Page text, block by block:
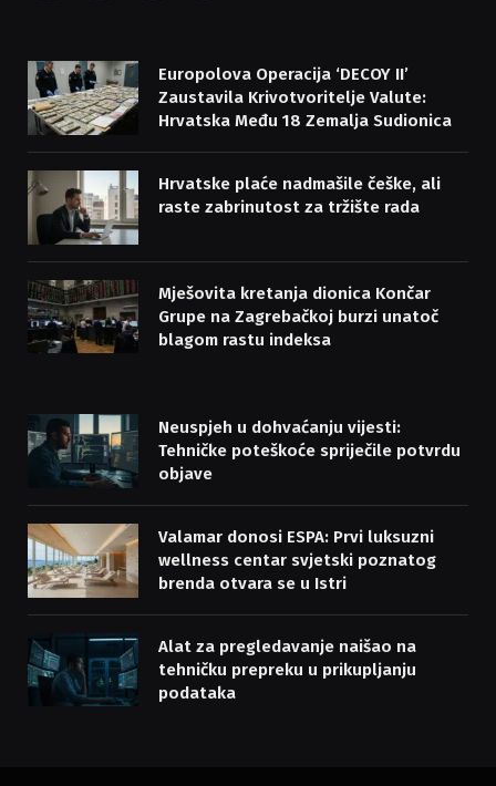
Europolova Operacija ‘DECOY II’
Zaustavila Krivotvoritelje Valute:
Hrvatska Među 18 Zemalja Sudionica
Hrvatske plaće nadmašile češke, ali
raste zabrinutost za tržište rada
Mješovita kretanja dionica Končar
Grupe na Zagrebačkoj burzi unatoč
blagom rastu indeksa
Neuspjeh u dohvaćanju vijesti:
Tehničke poteškoće spriječile potvrdu
objave
Valamar donosi ESPA: Prvi luksuzni
wellness centar svjetski poznatog
brenda otvara se u Istri
Alat za pregledavanje naišao na
tehničku prepreku u prikupljanju
podataka